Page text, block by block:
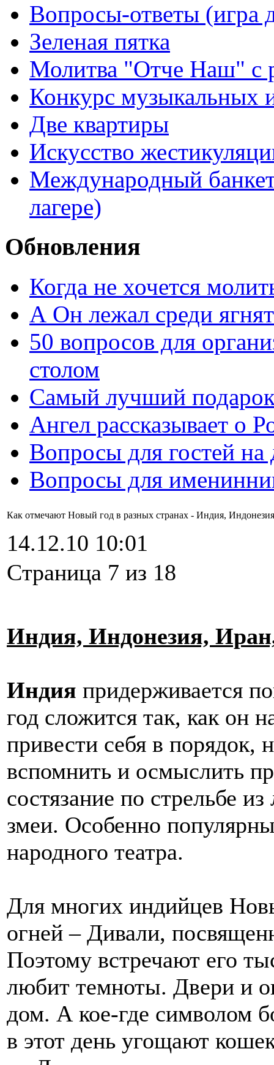
Вопросы-ответы (игра
Зеленая пятка
Молитва "Отче Наш" с
Конкурс музыкальных
Две квартиры
Искусство
Международный
лагере)
Обновления
Когда не хочется
А Он лежал среди ягнят
50 вопросов для
столом
Самый лучший
Ангел рассказывает о
Вопросы для гостей
Вопросы для
Как отмечают Новый год в разных странах - Индия,
14.12.10 10:01
Cтраница 7 из 18
Индия, Индонезия,
Индия придерживается
год сложится так, как он
привести себя в
вспомнить и осмыслить
состязание по стрельбе
змеи. Особенно
народного театра.
Для многих индийцев
огней – Дивали,
Поэтому встречают его
любит темноты. Двери и
дом. А кое-где символом
в этот день угощают